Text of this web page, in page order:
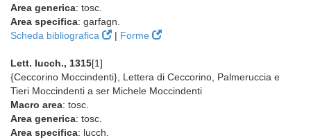
Area generica: tosc.
Area specifica: garfagn.
Scheda bibliografica
| Forme
Lett. lucch., 1315[1]
{Ceccorino Moccindenti}, Lettera di Ceccorino, Palmeruccia e
Tieri Moccindenti a ser Michele Moccindenti
Macro area: tosc.
Area generica: tosc.
Area specifica: lucch.